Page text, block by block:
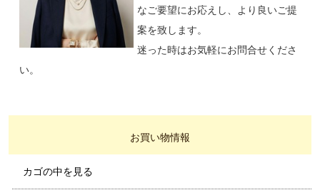
なご要望にお応えし、より良いご提
案を致します。
迷った時はお気軽にお問合せくださ
い。
お買い物情報
カゴの中を見る